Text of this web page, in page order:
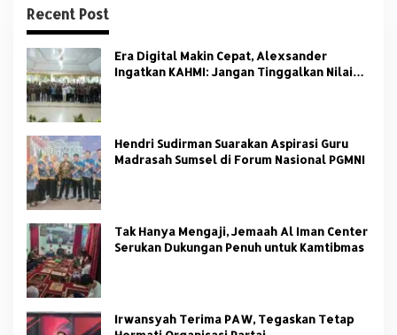
Recent Post
Era Digital Makin Cepat, Alexsander
Ingatkan KAHMI: Jangan Tinggalkan Nilai
Hendri Sudirman Suarakan Aspirasi Guru
Madrasah Sumsel di Forum Nasional PGMNI
Tak Hanya Mengaji, Jemaah Al Iman Center
Serukan Dukungan Penuh untuk Kamtibmas
Irwansyah Terima PAW, Tegaskan Tetap